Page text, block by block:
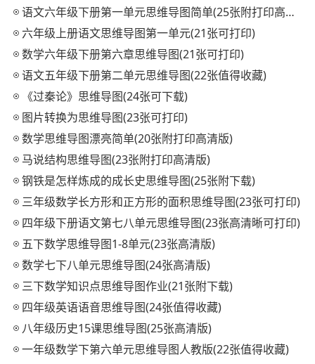
语文六年级下册第一单元思维导图简单(25张附打印高清版)
六年级上册语文思维导图第一单元(21张可打印)
数学六年级下册第六章思维导图(21张可打印)
语文五年级下册第二单元思维导图(22张值得收藏)
《过秦论》思维导图(24张可下载)
图片转换为思维导图(23张可打印)
数学思维导图漂亮简单(20张附打印高清版)
马说结构思维导图(23张附打印高清版)
钢铁是怎样炼成的成长史思维导图(25张附下载)
三年级数学长方形和正方形的面积思维导图(23张可打印)
四年级下册语文第七八单元思维导图(23张高清晰可打印)
五下数学思维导图1-8单元(23张高清版)
数学七下八单元思维导图(24张高清版)
三下数学知识点思维导图作业(21张附下载)
四年级英语语音思维导图(24张值得收藏)
八年级历史15课思维导图(25张高清版)
一年级数学下第六单元思维导图人教版(22张值得收藏)